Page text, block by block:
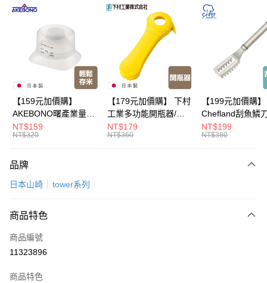
LINE Pay
Apple Pay
悠遊付
全盈+PAY
大哥付你分期
相關說明
2.付款方式選擇「大哥付你分期」，訂單成立後會自動跳轉到大哥付的交易
成交易。
4.訂單成立30分鐘內，如未前往確認交易或遇審核未通過，訂單將自動取
消。如遇「轉專審核」未通過狀況，表示未達大哥付你分期系統評分，恕無
【繳款方式說明】
1.分期款項不併入電信帳單，「大哥付你分期」於每月結算日後寄送繳費提
2.透過簡訊連結打開帳單後，可選擇「超商條碼／台灣大直營門市／銀行轉
運送方式
每筆NT$150，滿NT$299(含以上)免運費
【159元加價購】
AKEBONO曙產業量米
杯漏斗組(白)/量米杯/
米桶/量米用具/任二件8
NT$159
NT$320
【179元加價購】 下村
工業多功能開瓶器/開
瓶器/餐廚用品/料理道
具/任二件8折
NT$179
NT$360
【199元加價購】
Chefland刮魚鱗
魚鱗器/廚房用品/
道具/任二件8折
NT$199
NT$380
品牌
日本山崎 tower系列
商品特色
商品編號
11323896
商品特色